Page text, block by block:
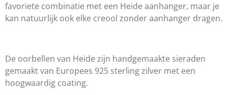
favoriete combinatie met een Heide aanhanger, maar je
kan natuurlijk ook elke creool zonder aanhanger dragen.
De oorbellen van Heide zijn handgemaakte sieraden
gemaakt van Europees 925 sterling zilver met een
hoogwaardig coating.